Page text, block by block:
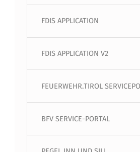
FDIS APPLICATION
FDIS APPLICATION V2
FEUERWEHR.TIROL
BFV SERVICE-PORTAL